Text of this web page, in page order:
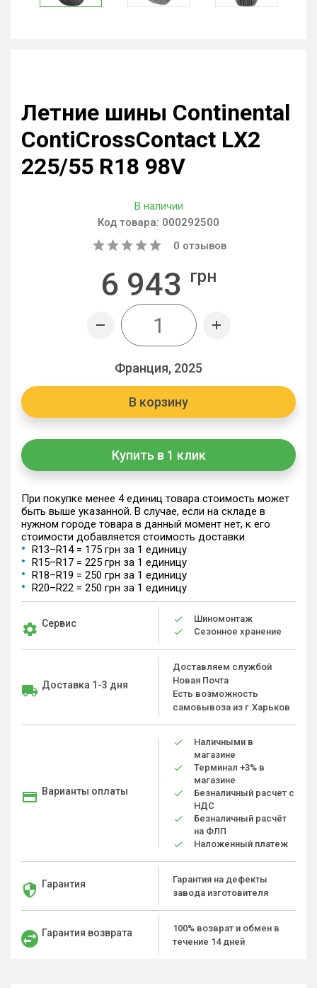
Летние шины Continental
ContiCrossContact LX2
225/55 R18 98V
В наличии
Код товара: 000292500
0 отзывов
6 943 грн
Франция, 2025
В корзину
Купить в 1 клик
При покупке менее 4 единиц товара стоимость может
быть выше указанной. В случае, если на складе в
нужном городе товара в данный момент нет, к его
стоимости добавляется стоимость доставки.
R13–R14 = 175 грн за 1 единицу
R15–R17 = 225 грн за 1 единицу
R18–R19 = 250 грн за 1 единицу
R20–R22 = 250 грн за 1 единицу
Сервис
Шиномонтаж
Сезонное хранение
Доставка 1-3 дня
Доставляем службой
Новая Почта
Есть возможность
самовывоза из г.Харьков
Варианты оплаты
Наличными в
магазине
Терминал +3% в
магазине
Безналичный расчет с
НДС
Безналичный расчёт
на ФЛП
Наложенный платеж
Гарантия
Гарантия на дефекты
завода изготовителя
Гарантия возврата
100% возврат и обмен в
течение 14 дней